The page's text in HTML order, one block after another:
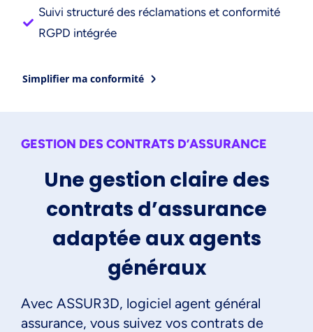
Suivi structuré des réclamations et conformité
RGPD intégrée
Simplifier ma conformité
GESTION DES CONTRATS D’ASSURANCE
Une gestion claire des
contrats d’assurance
adaptée aux agents
généraux
Avec ASSUR3D, logiciel agent général
assurance, vous suivez vos contrats de